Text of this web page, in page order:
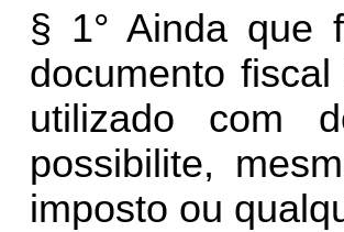
§ 1° Ainda que
documento
utilizado com
possibilite,
imposto ou